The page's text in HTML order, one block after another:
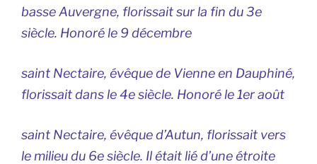
basse Auvergne, florissait sur la fin du 3e
siècle. Honoré le 9 décembre
saint Nectaire, évêque de Vienne en Dauphiné,
florissait dans le 4e siècle. Honoré le 1er août
saint Nectaire, évêque d’Autun, florissait vers
le milieu du 6e siècle. Il était lié d’une étroite